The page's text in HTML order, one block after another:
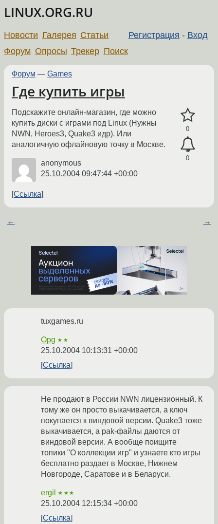
LINUX.ORG.RU
Регистрация - Вход
Новости Галерея Статьи
Форум Опросы Трекер Поиск
Форум — Games
Где купить игры
0
0
Подскажите онлайн-магазин, где можно
купить диски с играми под Linux (Нужны
NWN, Heroes3, Quake3 идр). Или
аналогичную офлайновую точку в Москве.
anonymous
25.10.2004 09:47:44 +00:00
Ссылка
← →
tuxgames.ru
Opg ★★
25.10.2004 10:13:31 +00:00
Ссылка
Не продают в России NWN лицензионный. К
тому же он просто выкачивается, а ключ
покупается к виндовой версии. Quake3 тоже
выкачивается, а pak-файлы даются от
виндовой версии. А вообще поищите
топики "О коллекции игр" и узнаете кто игры
бесплатно раздает в Москве, Нижнем
Новгороде, Саратове и в Беларуси.
ergil ★★★
25.10.2004 12:15:34 +00:00
Ссылка